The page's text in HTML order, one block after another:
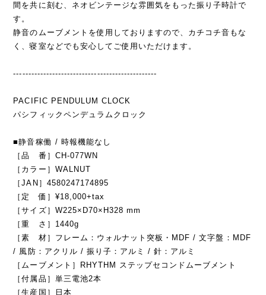
間を共に刻む、ネオビンテージな雰囲気をもった振り子時計で
す。
静音のムーブメントを使用しておりますので、カチコチ音もな
く、寝室などでも安心してご使用いただけます。
------------------------------------------------
PACIFIC PENDULUM CLOCK
パシフィックペンデュラムクロック
■静音稼働 / 時報機能なし
［品 番］CH-077WN
［カラー］WALNUT
［JAN］4580247174895
［定 価］¥18,000+tax
［サイズ］W225×D70×H328 mm
［重 さ］1440g
［素 材］フレーム：ウォルナット突板・MDF / 文字盤：MDF
/ 風防：アクリル / 振り子：アルミ / 針：アルミ
［ムーブメント］RHYTHM ステップセコンドムーブメント
［付属品］単三電池2本
［生産国］日本